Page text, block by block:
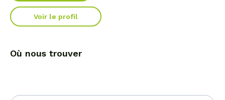
Voir le profil
Où nous trouver